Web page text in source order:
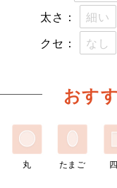
太さ：
細い
クセ：
なし
おす
丸 たまご